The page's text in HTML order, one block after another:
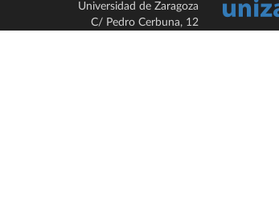
Universidad de Zaragoza
C/ Pedro Cerbuna, 12